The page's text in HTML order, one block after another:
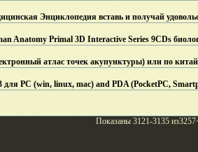
Энциклопедия вставь и получай
Anatomy Primal 3D Interactive Series 9CDs
атлас точек акупунктуры) или по
для PC (win, linux, mac) and PDA (PocketPC,
Показаны 3121-3135